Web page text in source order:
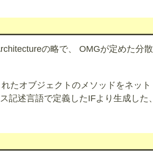
の略で、 OMGが定めた分散
たオブジェクトのメソッドをネット
記述言語で定義したIFより生成した、